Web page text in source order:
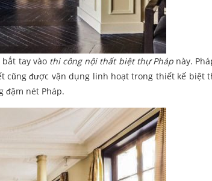
tay vào thi công nội thất biệt thự Phápnày.
cũng được vận dụng linh hoạt trong thiết kế biệt
đậm nét Pháp.